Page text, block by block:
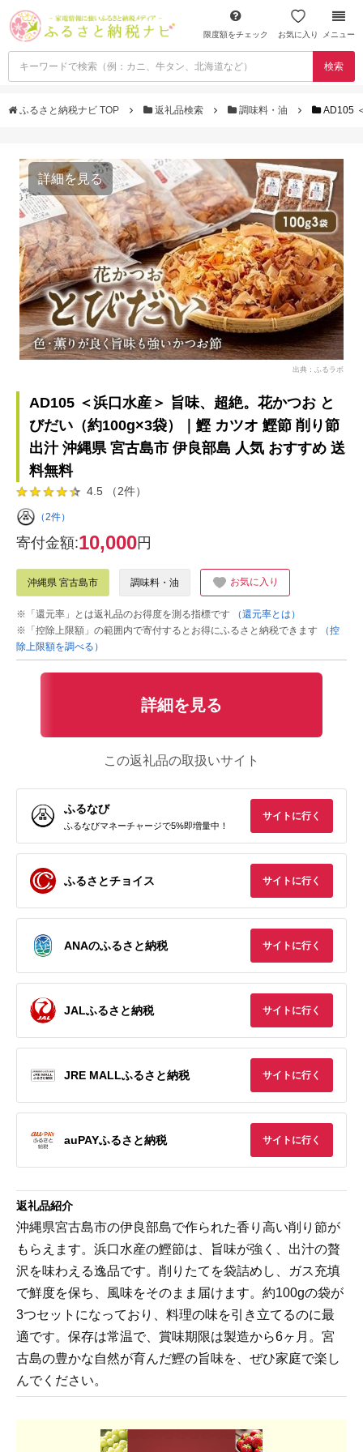
限度額をチェック お気に入り メニュー
検索
ふるさと納税ナビ TOP 返礼品検索 調味料・油 AD105
詳細を見る
出典：ふるラボ
AD105 ＜浜口水産＞ 旨味、超絶。花かつお と
びだい（約100g×3袋）｜鰹 カツオ 鰹節 削り節
出汁 沖縄県 宮古島市 伊良部島 人気 おすすめ 送
料無料
4.5 （2件）
（2件）
寄付金額:10,000円
沖縄県 宮古島市 調味料・油 お気に入り
※「還元率」とは返礼品のお得度を測る指標です
（還元率とは）
※「控除上限額」の範囲内で寄付するとお得にふるさと納税できます
（控
除上限額を調べる）
詳細を見る
この返礼品の取扱いサイト
ふるなび
ふるなびマネーチャージで5%即増量中！
サイトに行く
ふるさとチョイス サイトに行く
ANAのふるさと納税 サイトに行く
JALふるさと納税 サイトに行く
JRE MALLふるさと納税 サイトに行く
auPAYふるさと納税 サイトに行く
返礼品紹介
沖縄県宮古島市の伊良部島で作られた香り高い削り節が
もらえます。浜口水産の鰹節は、旨味が強く、出汁の贅
沢を味わえる逸品です。削りたてを袋詰めし、ガス充填
で鮮度を保ち、風味をそのまま届けます。約100gの袋が
3つセットになっており、料理の味を引き立てるのに最
適です。保存は常温で、賞味期限は製造から6ヶ月。宮
古島の豊かな自然が育んだ鰹の旨味を、ぜひ家庭で楽し
んでください。